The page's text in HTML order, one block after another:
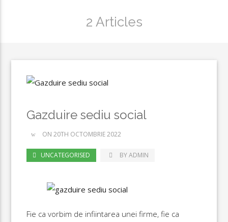
2 Articles
Gazduire sediu social
ON 20TH OCTOMBRIE 2022
UNCATEGORISED BY ADMIN
Fie ca vorbim de infiintarea unei firme, fie ca